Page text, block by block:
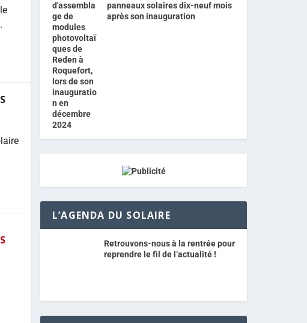
panneaux solaires dix-neuf mois
après son inauguration
L’AGENDA DU SOLAIRE
Retrouvons-nous à la rentrée pour
reprendre le fil de l’actualité !